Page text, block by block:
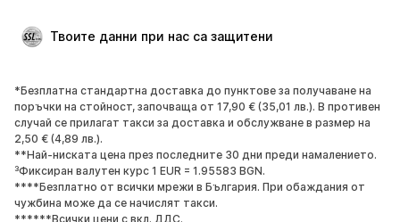
Специални Поводи
ОБУВКИ
НОВО
Популярно
Маратонки
Боти
Обувки с висок ток
Ботуши
Сандали
Ниски обувки
Твоите данни при нас са защитени
*Безплатна стандартна доставка до пунктове за получаване на
поръчки на стойност, започваща от 17,90 € (35,01 лв.). В противен
случай се прилагат такси за доставка и обслужване в размер на
2,50 € (4,89 лв.).
**Най-ниската цена през последните 30 дни преди намалението.
³Фиксиран валутен курс 1 EUR = 1.95583 BGN.
****Безплатно от всички мрежи в България. При обаждания от
чужбина може да се начислят такси.
******Всички цени с вкл. ДДС.